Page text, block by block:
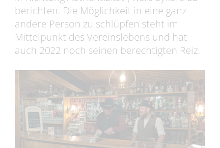
berichten. Die Möglichkeit in eine ganz
andere Person zu schlüpfen steht im
Mittelpunkt des Vereinslebens und hat
auch 2022 noch seinen berechtigten Reiz.